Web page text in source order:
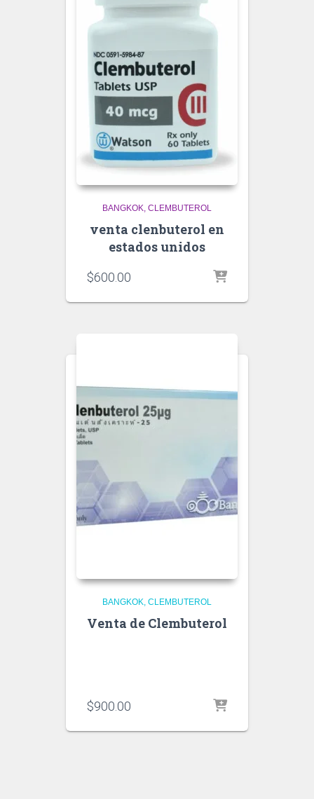
BANGKOK CLEMBUTEROL
venta clenbuterol en
estados unidos
$600.00
BANGKOK CLEMBUTEROL
Venta de Clembuterol
$900.00